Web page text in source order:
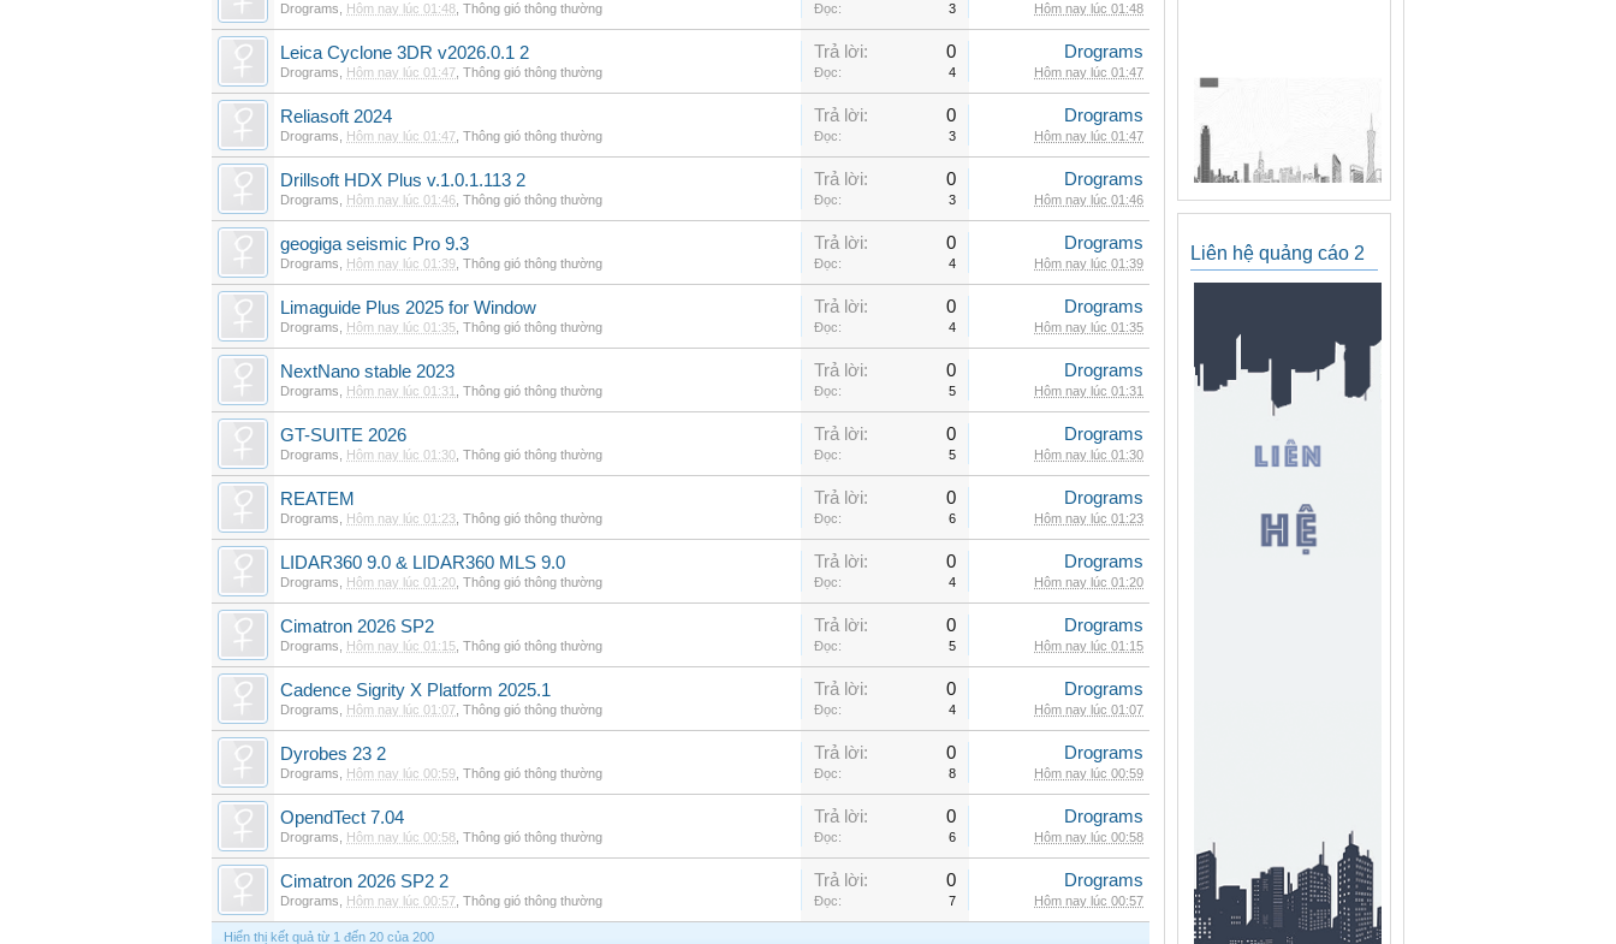
Drograms Hôm nay lúc 01:48 Thông gió thông thường Đọc: 3 Hôm nay lúc 01:48
Leica Cyclone 3DR v2026.0.1 2
Drograms Hôm nay lúc 01:47 Thông gió thông thường
Trả lời: 0
Đọc: 4
Drograms
Hôm nay lúc 01:47
Reliasoft 2024
Drograms Hôm nay lúc 01:47 Thông gió thông thường
Trả lời: 0
Đọc: 3
Drograms
Hôm nay lúc 01:47
Drillsoft HDX Plus v.1.0.1.113 2
Drograms Hôm nay lúc 01:46 Thông gió thông thường
Trả lời: 0
Đọc: 3
Drograms
Hôm nay lúc 01:46
geogiga seismic Pro 9.3
Drograms Hôm nay lúc 01:39 Thông gió thông thường
Trả lời: 0
Đọc: 4
Drograms
Hôm nay lúc 01:39
Limaguide Plus 2025 for Window
Drograms Hôm nay lúc 01:35 Thông gió thông thường
Trả lời: 0
Đọc: 4
Drograms
Hôm nay lúc 01:35
NextNano stable 2023
Drograms Hôm nay lúc 01:31 Thông gió thông thường
Trả lời: 0
Đọc: 5
Drograms
Hôm nay lúc 01:31
GT-SUITE 2026
Drograms Hôm nay lúc 01:30 Thông gió thông thường
Trả lời: 0
Đọc: 5
Drograms
Hôm nay lúc 01:30
REATEM
Drograms Hôm nay lúc 01:23 Thông gió thông thường
Trả lời: 0
Đọc: 6
Drograms
Hôm nay lúc 01:23
LIDAR360 9.0 & LIDAR360 MLS 9.0
Drograms Hôm nay lúc 01:20 Thông gió thông thường
Trả lời: 0
Đọc: 4
Drograms
Hôm nay lúc 01:20
Cimatron 2026 SP2
Drograms Hôm nay lúc 01:15 Thông gió thông thường
Trả lời: 0
Đọc: 5
Drograms
Hôm nay lúc 01:15
Cadence Sigrity X Platform 2025.1
Drograms Hôm nay lúc 01:07 Thông gió thông thường
Trả lời: 0
Đọc: 4
Drograms
Hôm nay lúc 01:07
Dyrobes 23 2
Drograms Hôm nay lúc 00:59 Thông gió thông thường
Trả lời: 0
Đọc: 8
Drograms
Hôm nay lúc 00:59
OpendTect 7.04
Drograms Hôm nay lúc 00:58 Thông gió thông thường
Trả lời: 0
Đọc: 6
Drograms
Hôm nay lúc 00:58
Cimatron 2026 SP2 2
Drograms Hôm nay lúc 00:57 Thông gió thông thường
Trả lời: 0
Đọc: 7
Drograms
Hôm nay lúc 00:57
Hiển thị kết quả từ 1 đến 20 của 200
Liên hệ quảng cáo 2